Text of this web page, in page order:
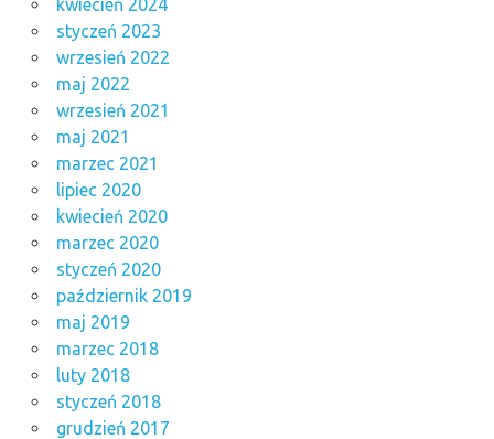
kwiecień 2024
styczeń 2023
wrzesień 2022
maj 2022
wrzesień 2021
maj 2021
marzec 2021
lipiec 2020
kwiecień 2020
marzec 2020
styczeń 2020
październik 2019
maj 2019
marzec 2018
luty 2018
styczeń 2018
grudzień 2017